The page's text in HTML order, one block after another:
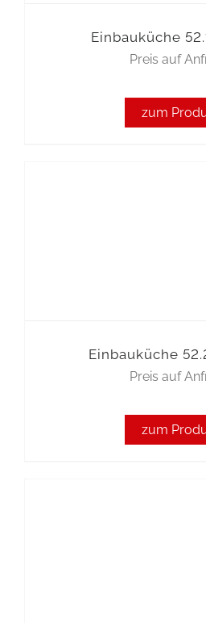
Einbauküche
Preis auf
zum
Einbauküche
Preis auf
zum